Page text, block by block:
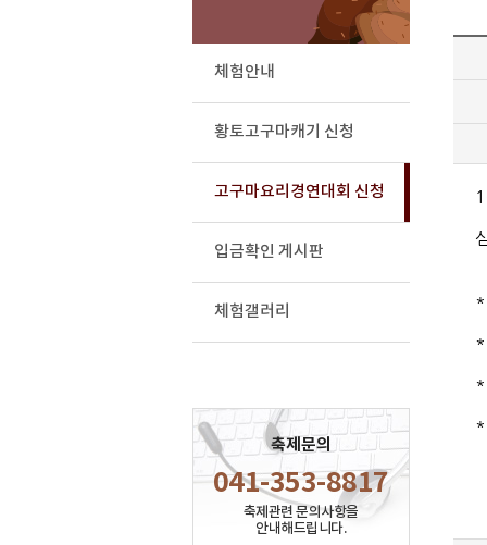
체험안내
황토고구마캐기 신청
고구마요리경연대회 신청
입금확인 게시판
체험갤러리
축제문의
041-353-8817
축제관련 문의사항을
안내해드립니다.
*
*
*
*